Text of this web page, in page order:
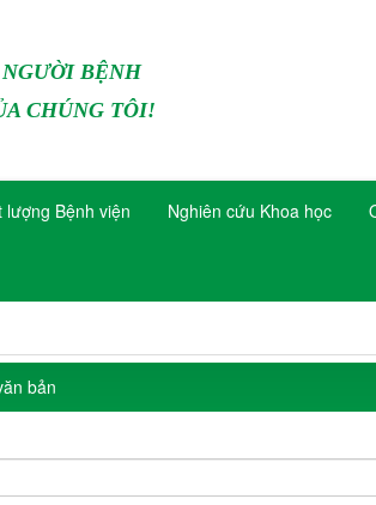
BỆNH
CHÚNG TÔI!
lượng Bệnh viện Nghiên cứu Khoa học
bản